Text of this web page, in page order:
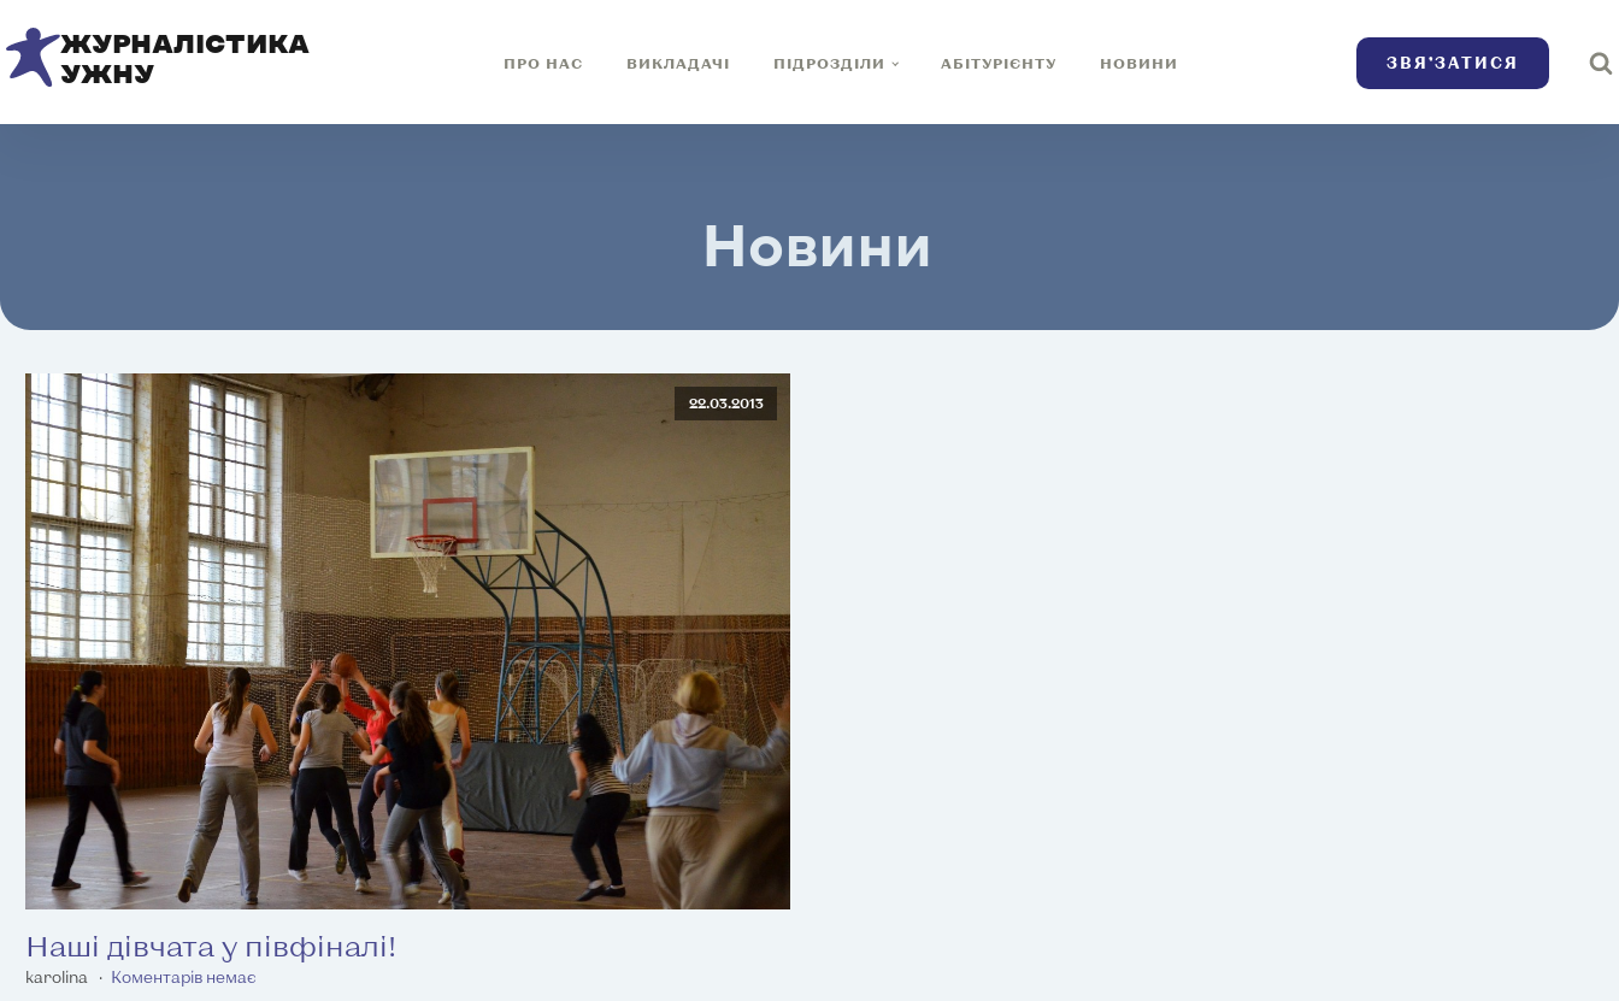
ЖУРНАЛІСТИКА
УЖНУ
ПРО НАС ВИКЛАДАЧІ ПІДРОЗДІЛИ АБІТУРІЄНТУ НОВИНИ ЗВЯ’ЗАТИСЯ
Новини
22.03.2013
Наші дівчата у півфіналі!
karolina Коментарів немає